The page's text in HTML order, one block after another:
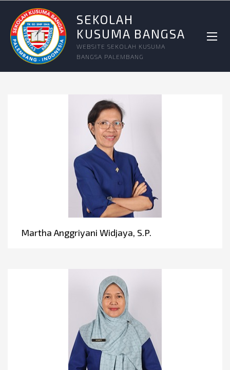
SEKOLAH
KUSUMA BANGSA
WEBSITE SEKOLAH KUSUMA
BANGSA PALEMBANG
Martha Anggriyani Widjaya, S.P.